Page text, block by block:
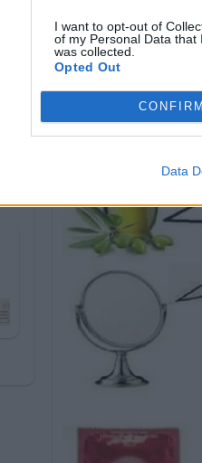
I want to opt-out of
of my Personal Data that
was collected.
Opted Out
CONFIRM
Data
20 Aprile 2020-